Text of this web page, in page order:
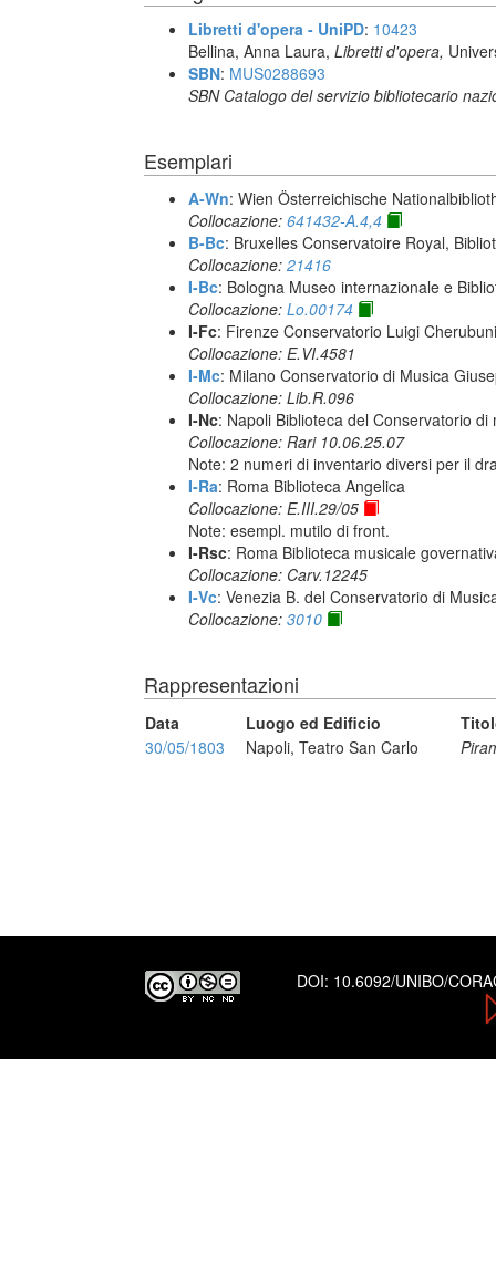
Libretti d'opera - UniPD: 10423
Bellina, Anna Laura, Libretti d'opera,
SBN: MUS0288693
SBN Catalogo del servizio bibliotecario
Esemplari
A-Wn: Wien Österreichische
Collocazione: 641432-A.4,4
B-Bc: Bruxelles Conservatoire Royal,
Collocazione: 21416
I-Bc: Bologna Museo internazionale e
Collocazione: Lo.00174
I-Fc: Firenze Conservatorio Luigi Cherubuni
Collocazione: E.VI.4581
I-Mc: Milano Conservatorio di Musica
Collocazione: Lib.R.096
I-Nc: Napoli Biblioteca del Conservatorio
Collocazione: Rari 10.06.25.07
Note: 2 numeri di inventario diversi per il
I-Ra: Roma Biblioteca Angelica
Collocazione: E.III.29/05
Note: esempl. mutilo di front.
I-Rsc: Roma Biblioteca musicale
Collocazione: Carv.12245
I-Vc: Venezia B. del Conservatorio di
Collocazione: 3010
Rappresentazioni
Data Luogo ed Edificio
30/05/1803
Napoli, Teatro San Carlo
DOI: 10.6092/UNIBO/